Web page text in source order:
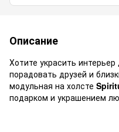
Описание
Хотите украсить
порадовать друзей и
модульная на холсте
подарком и украшением